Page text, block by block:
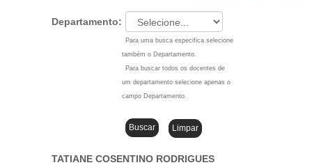
Departamento:
Para uma busca especifica selecione
também o Departamento.
Para buscar todos os docentes de
um departamento selecione apenas o
campo Departamento.
TATIANE COSENTINO RODRIGUES